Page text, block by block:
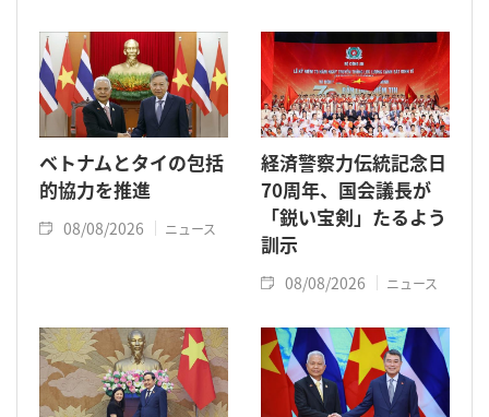
ベトナムとタイの包括
的協力を推進
08/08/2026 ニュース
経済警察力伝統記念日
70周年、国会議長が
「鋭い宝剣」たるよう
訓示
08/08/2026 ニュース